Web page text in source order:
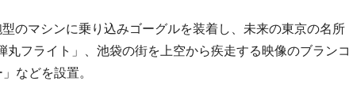
のマシンに乗り込みゴーグルを装着し、未来の東京の名所
丸フライト」、池袋の街を上空から疾走する映像のブランコ
などを設置。